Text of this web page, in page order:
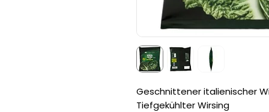
Geschnittener italienischer
Tiefgekühlter Wirsing